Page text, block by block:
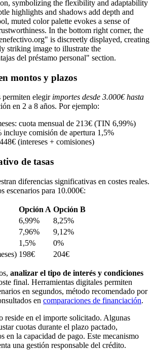
montos y plazos
permiten elegir importes desde 3.000€ hasta
en 2 a 8 años. Por ejemplo:
cuota mensual de 213€ (TIN 6,99%)
comisión de apertura 1,5%
(intereses + comisiones)
de tasas
diferencias significativas en costes reales.
escenarios para 10.000€:
Opción A Opción B
6,99%
8,25%
7,96%
9,12%
1,5%
0%
198€ 204€
analizar el tipo de interés y condiciones
final. Herramientas digitales permiten
en segundos, método recomendado por
en comparaciones de financiación.
reside en el importe solicitado. Algunas
cuotas durante el plazo pactado,
en la capacidad de pago. Este mecanismo
una gestión responsable del crédito.